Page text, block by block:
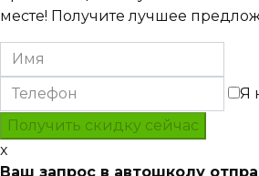
месте! Получите лучшее
Я
x
Ваш запрос в автошколу